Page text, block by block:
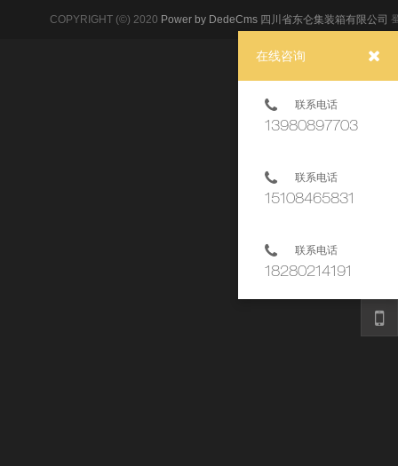
COPYRIGHT (©) 2020 Power by DedeCms 四川省东仑集装箱有限公司
在线咨询
联系电话
13980897703
联系电话
15108465831
联系电话
18280214191